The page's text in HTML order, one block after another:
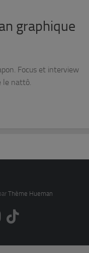
graphique
Focus et interview
le nattô.
Thème Hueman